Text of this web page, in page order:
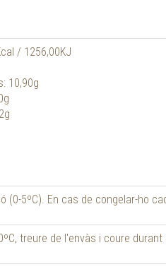
/ 1256,00KJ
10,90g
(0-5ºC). En cas de congelar-ho
treure de l'envàs i coure durant